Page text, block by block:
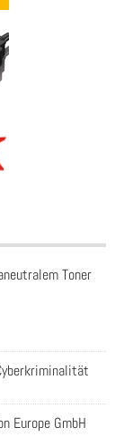
Toner
Europe GmbH